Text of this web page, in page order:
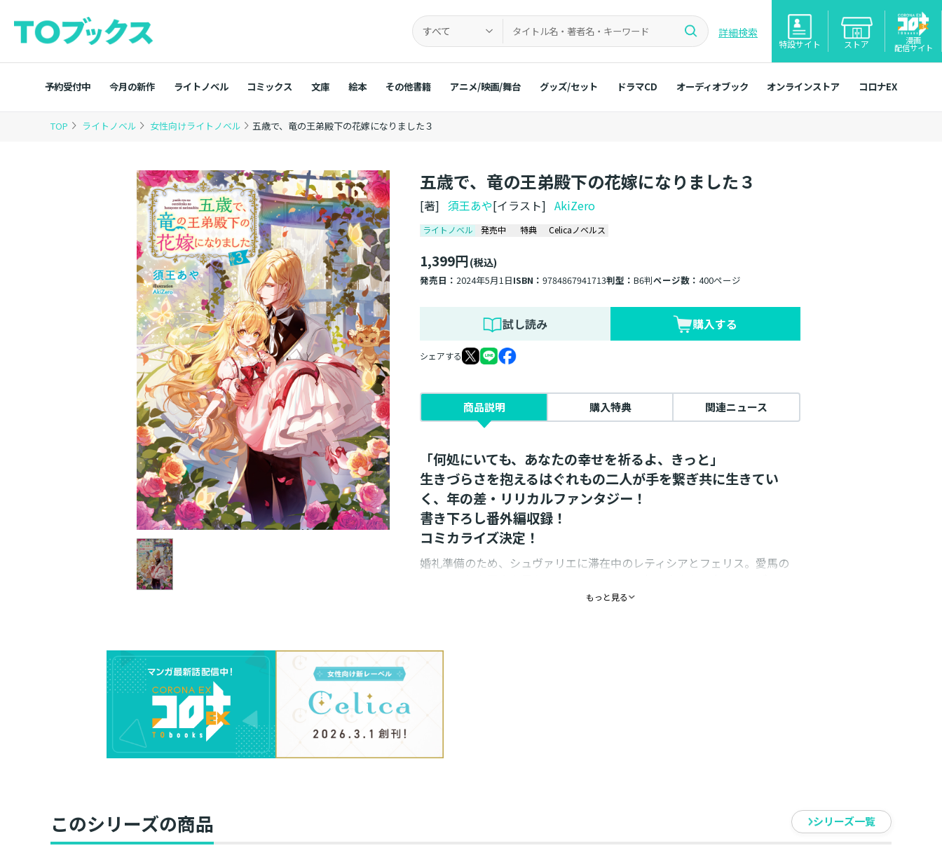
すべて 詳細検索
特設サイト ストア 漫画
配信サイト
予約受付中 今月の新作 ライトノベル コミックス 文庫 絵本 その他書籍 アニメ/映画/舞台 グッズ/セット ドラマCD オーディオブック オンラインストア コロナEX
TOP ライトノベル 女性向けライトノベル 五歳で、竜の王弟殿下の花嫁になりました３
五歳で、竜の王弟殿下の花嫁になりました３
[著]須王あや[イラスト]AkiZero
ライトノベル 発売中 特典 Celicaノベルス
1,399円(税込)
発売日：2024年5月1日ISBN：9784867941713判型：B6判ページ数：400ページ
試し読み 購入する
シェアする
商品説明 購入特典 関連ニュース
「何処にいても、あなたの幸せを祈るよ、きっと」
生きづらさを抱えるはぐれもの二人が手を繋ぎ共に生きてい
く、年の差・リリカルファンタジー！
書き下ろし番外編収録！
コミカライズ決定！
婚礼準備のため、シュヴァリエに滞在中のレティシアとフェリス。愛馬の
日々に恐れすら感じていた。その不安を煽るように、故郷・サリアから
取り替えるべき」と前代未聞の花嫁交換にまで話が発展！？ フェリスを
もっと見る
このシリーズの商品 シリーズ一覧